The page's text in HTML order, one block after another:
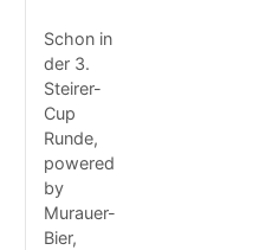
Schon in
der 3.
Steirer-
Cup
Runde,
powered
by
Murauer-
Bier,